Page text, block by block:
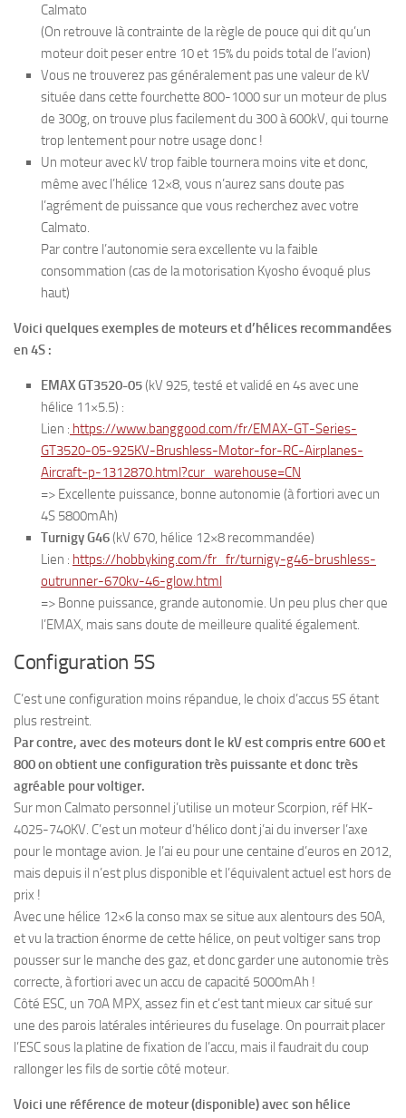
Calmato
(On retrouve là contrainte de la règle de pouce qui dit qu’un
moteur doit peser entre 10 et 15% du poids total de l’avion)
Vous ne trouverez pas généralement pas une valeur de kV
située dans cette fourchette 800-1000 sur un moteur de plus
de 300g, on trouve plus facilement du 300 à 600kV, qui tourne
trop lentement pour notre usage donc !
Un moteur avec kV trop faible tournera moins vite et donc,
même avec l’hélice 12×8, vous n’aurez sans doute pas
l’agrément de puissance que vous recherchez avec votre
Calmato.
Par contre l’autonomie sera excellente vu la faible
consommation (cas de la motorisation Kyosho évoqué plus
haut)
Voici quelques exemples de moteurs et d’hélices recommandées
en 4S :
EMAX GT3520-05(kV 925, testé et validé en 4s avec une
hélice 11×5.5) :
Lien : https://www.banggood.com/fr/EMAX-GT-Series-
GT3520-05-925KV-Brushless-Motor-for-RC-Airplanes-
Aircraft-p-1312870.html?cur_warehouse=CN
=> Excellente puissance, bonne autonomie (à fortiori avec un
4S 5800mAh)
Turnigy G46(kV 670, hélice 12×8 recommandée)
Lien : https://hobbyking.com/fr_fr/turnigy-g46-brushless-
outrunner-670kv-46-glow.html
=> Bonne puissance, grande autonomie. Un peu plus cher que
l’EMAX, mais sans doute de meilleure qualité également.
Configuration 5S
C’est une configuration moins répandue, le choix d’accus 5S étant
plus restreint.
Par contre, avec des moteurs dont le kV est compris entre 600 et
800 on obtient une configuration très puissante et donc très
agréable pour voltiger.
Sur mon Calmato personnel j’utilise un moteur Scorpion, réf HK-
4025-740KV. C’est un moteur d’hélico dont j’ai du inverser l’axe
pour le montage avion. Je l’ai eu pour une centaine d’euros en 2012,
mais depuis il n’est plus disponible et l’équivalent actuel est hors de
prix !
Avec une hélice 12×6 la conso max se situe aux alentours des 50A,
et vu la traction énorme de cette hélice, on peut voltiger sans trop
pousser sur le manche des gaz, et donc garder une autonomie très
correcte, à fortiori avec un accu de capacité 5000mAh !
Côté ESC, un 70A MPX, assez fin et c’est tant mieux car situé sur
une des parois latérales intérieures du fuselage. On pourrait placer
l’ESC sous la platine de fixation de l’accu, mais il faudrait du coup
rallonger les fils de sortie côté moteur.
Voici une référence de moteur (disponible) avec son hélice